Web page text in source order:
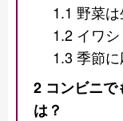
1.1 野菜
1.2 イワ
1.3 季節
2 コンビニ
は？